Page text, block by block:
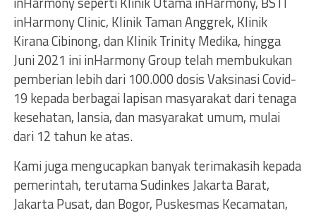
inHarmony Clinic, Klinik Taman Anggrek, Klinik
Kirana Cibinong, dan Klinik Trinity Medika, hingga
Juni 2021 ini inHarmony Group telah membukukan
pemberian lebih dari 100.000 dosis Vaksinasi Covid-
19 kepada berbagai lapisan masyarakat dari tenaga
kesehatan, lansia, dan masyarakat umum, mulai
dari 12 tahun ke atas.
Kami juga mengucapkan banyak terimakasih kepada
pemerintah, terutama Sudinkes Jakarta Barat,
Jakarta Pusat, dan Bogor, Puskesmas Kecamatan,